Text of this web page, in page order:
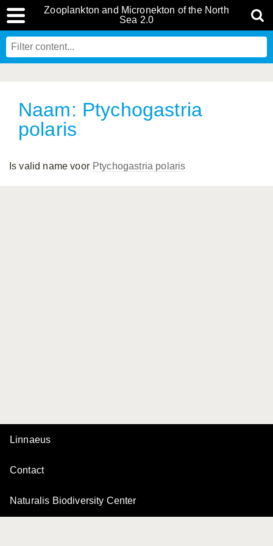
Zooplankton and Micronekton of the North
Sea 2.0
Naam: Ptychogastria
polaris
Is valid name voor Ptychogastria polaris
Linnaeus
Contact
Naturalis Biodiversity Center